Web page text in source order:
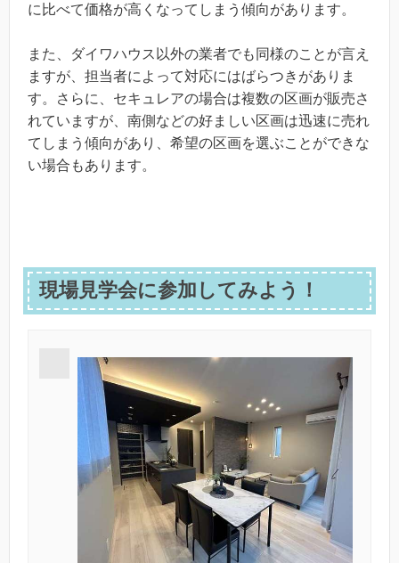
に比べて価格が高くなってしまう傾向があります。
また、ダイワハウス以外の業者でも同様のことが言え
ますが、担当者によって対応にはばらつきがありま
す。さらに、セキュレアの場合は複数の区画が販売さ
れていますが、南側などの好ましい区画は迅速に売れ
てしまう傾向があり、希望の区画を選ぶことができな
い場合もあります。
現場見学会に参加してみよう！